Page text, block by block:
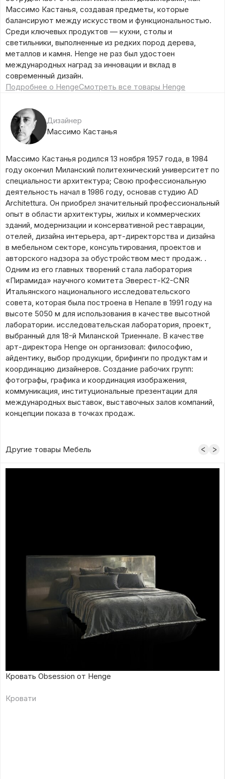
Массимо Кастанья, создавая предметы, которые
балансируют между искусством и функциональностью.
Среди ключевых продуктов — кухни, столы и
светильники, выполненные из редких пород дерева,
металлов и камня. Henge не раз был удостоен
международных наград за инновации и вклад в
современный дизайн.
Подробнее о HengeСмотреть все товары Henge
Дизайнер
Массимо Кастанья
Массимо Кастанья родился 13 ноября 1957 года, в 1984
году окончил Миланский политехнический университет по
специальности архитектура; Свою профессиональную
деятельность начал в 1986 году, основав студию AD
Architettura. Он приобрел значительный профессиональный
опыт в области архитектуры, жилых и коммерческих
зданий, модернизации и консервативной реставрации,
отелей, дизайна интерьера, арт-директорства и дизайна
в мебельном секторе, консультирования, проектов и
авторского надзора за обустройством мест продаж. .
Одним из его главных творений стала лаборатория
«Пирамида» научного комитета Эверест-К2-CNR
Итальянского национального исследовательского
совета, которая была построена в Непале в 1991 году на
высоте 5050 м для использования в качестве высотной
лаборатории. исследовательская лаборатория, проект,
выбранный для 18-й Миланской Триеннале. В качестве
арт-директора Henge он организовал: философию,
айдентику, выбор продукции, брифинги по продуктам и
координацию дизайнеров. Создание рабочих групп:
фотографы, графика и координация изображения,
коммуникация, институциональные презентации для
международных выставок, выставочных залов компаний,
концепции показа в точках продаж.
Другие товары Мебель
Кровать Obsession от Henge
Кровати